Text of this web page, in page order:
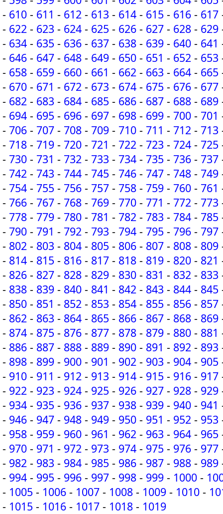
- 610 - 611 - 612 - 613 - 614 - 615 - 616 - 617
- 622 - 623 - 624 - 625 - 626 - 627 - 628 - 629
- 634 - 635 - 636 - 637 - 638 - 639 - 640 - 641
- 646 - 647 - 648 - 649 - 650 - 651 - 652 - 653
- 658 - 659 - 660 - 661 - 662 - 663 - 664 - 665
- 670 - 671 - 672 - 673 - 674 - 675 - 676 - 677
- 682 - 683 - 684 - 685 - 686 - 687 - 688 - 689
- 694 - 695 - 696 - 697 - 698 - 699 - 700 - 701
- 706 - 707 - 708 - 709 - 710 - 711 - 712 - 713
- 718 - 719 - 720 - 721 - 722 - 723 - 724 - 725
- 730 - 731 - 732 - 733 - 734 - 735 - 736 - 737
- 742 - 743 - 744 - 745 - 746 - 747 - 748 - 749
- 754 - 755 - 756 - 757 - 758 - 759 - 760 - 761
- 766 - 767 - 768 - 769 - 770 - 771 - 772 - 773
- 778 - 779 - 780 - 781 - 782 - 783 - 784 - 785
- 790 - 791 - 792 - 793 - 794 - 795 - 796 - 797
- 802 - 803 - 804 - 805 - 806 - 807 - 808 - 809
- 814 - 815 - 816 - 817 - 818 - 819 - 820 - 821
- 826 - 827 - 828 - 829 - 830 - 831 - 832 - 833
- 838 - 839 - 840 - 841 - 842 - 843 - 844 - 845
- 850 - 851 - 852 - 853 - 854 - 855 - 856 - 857
- 862 - 863 - 864 - 865 - 866 - 867 - 868 - 869
- 874 - 875 - 876 - 877 - 878 - 879 - 880 - 881
- 886 - 887 - 888 - 889 - 890 - 891 - 892 - 893
- 898 - 899 - 900 - 901 - 902 - 903 - 904 - 905
- 910 - 911 - 912 - 913 - 914 - 915 - 916 - 917
- 922 - 923 - 924 - 925 - 926 - 927 - 928 - 929
- 934 - 935 - 936 - 937 - 938 - 939 - 940 - 941
- 946 - 947 - 948 - 949 - 950 - 951 - 952 - 953
- 958 - 959 - 960 - 961 - 962 - 963 - 964 - 965
- 970 - 971 - 972 - 973 - 974 - 975 - 976 - 977
- 982 - 983 - 984 - 985 - 986 - 987 - 988 - 989
- 994 - 995 - 996 - 997 - 998 - 999 - 1000 -
- 1005 - 1006 - 1007 - 1008 - 1009 - 1010 -
- 1015 - 1016 - 1017 - 1018 - 1019